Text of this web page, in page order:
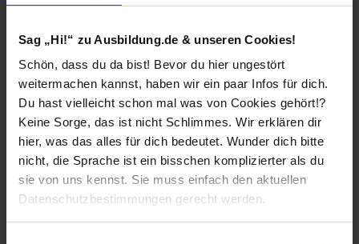
Sag „Hi!“ zu Ausbildung.de & unseren Cookies!
Schön, dass du da bist! Bevor du hier ungestört
weitermachen kannst, haben wir ein paar Infos für dich.
Du hast vielleicht schon mal was von Cookies gehört!?
Keine Sorge, das ist nicht Schlimmes. Wir erklären dir
hier, was das alles für dich bedeutet. Wunder dich bitte
nicht, die Sprache ist ein bisschen komplizierter als du
sie von uns kennst. Sie muss einfach den aktuellen
Datenschutzbestimmungen gerecht werden.
Ich würde diese Firma
weiterempfehlen!
Bewerte jetzt deine Ausbildung